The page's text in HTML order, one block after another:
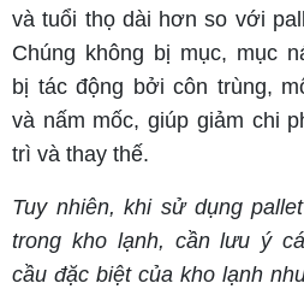
và tuổi thọ dài hơn so với
Chúng không bị mục, mục
bị tác động bởi côn trùng,
và nấm mốc, giúp giảm chi
trì và thay thế.
Tuy nhiên, khi sử dụng
trong kho lạnh, cần lưu ý
cầu đặc biệt của kho lạnh